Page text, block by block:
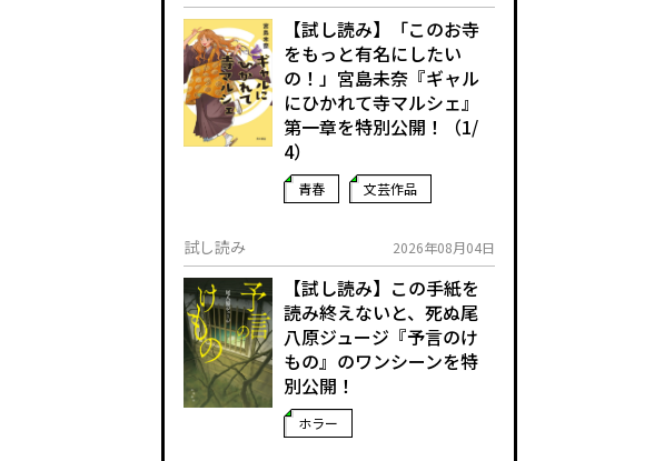
【試し読み】「このお寺
をもっと有名にしたい
の！」宮島未奈『ギャル
にひかれて寺マルシェ』
第一章を特別公開！（1/
4）
青春 文芸作品
試し読み 2026年08月04日
【試し読み】この手紙を
読み終えないと、死ぬ――尾
八原ジュージ『予言のけ
もの』のワンシーンを特
別公開！
ホラー